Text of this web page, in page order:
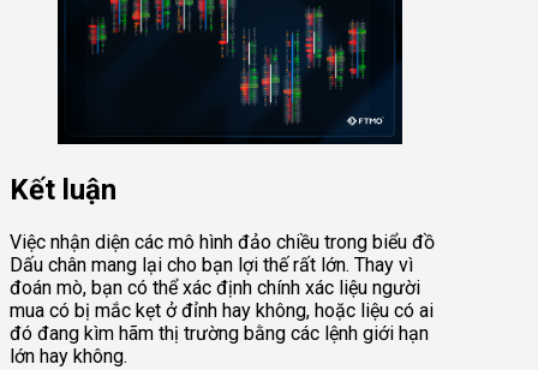
Kết luận
Việc nhận diện các mô hình đảo chiều trong biểu đồ
Dấu chân mang lại cho bạn lợi thế rất lớn. Thay vì
đoán mò, bạn có thể xác định chính xác liệu người
mua có bị mắc kẹt ở đỉnh hay không, hoặc liệu có ai
đó đang kìm hãm thị trường bằng các lệnh giới hạn
lớn hay không.